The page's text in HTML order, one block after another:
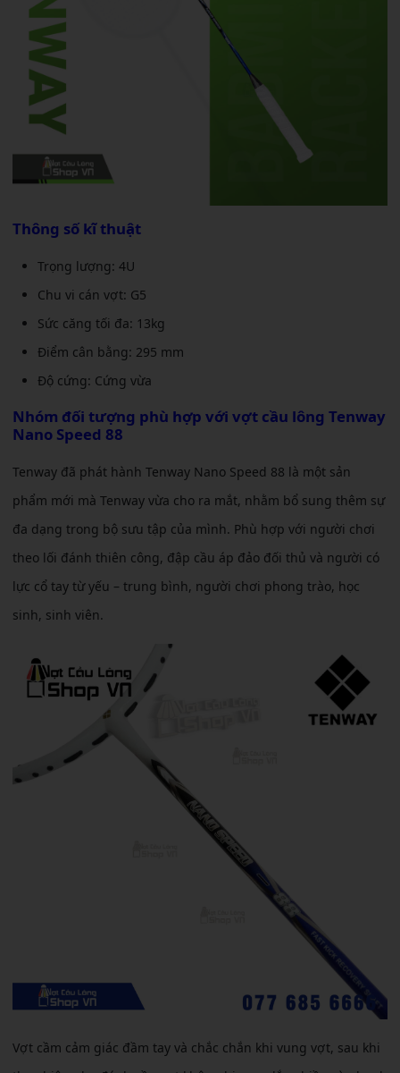
Thông số kĩ thuật
Trọng lượng: 4U
Chu vi cán vợt: G5
Sức căng tối đa: 13kg
Điểm cân bằng: 295 mm
Độ cứng: Cứng vừa
Nhóm đối tượng phù hợp với vợt cầu lông Tenway
Nano Speed 88
Tenway đã phát hành Tenway Nano Speed 88 là một sản
phẩm mới mà Tenway vừa cho ra mắt, nhằm bổ sung thêm sự
đa dạng trong bộ sưu tập của mình. Phù hợp với người chơi
theo lối đánh thiên công, đập cầu áp đảo đối thủ và người có
lực cổ tay từ yếu – trung bình, người chơi phong trào, học
sinh, sinh viên.
Vợt cầm cảm giác đầm tay và chắc chắn khi vung vợt, sau khi